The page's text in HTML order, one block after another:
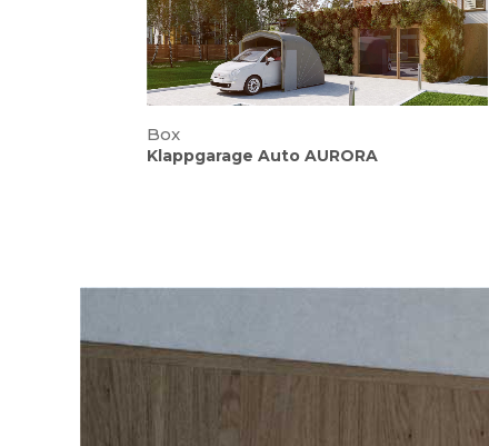
Box
Klappgarage Auto AURORA